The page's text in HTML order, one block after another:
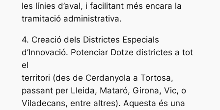
les línies d’aval, i facilitant més encara la
tramitació administrativa.
4. Creació dels Districtes Especials
d’Innovació. Potenciar Dotze districtes a tot
el
territori (des de Cerdanyola a Tortosa,
passant per Lleida, Mataró, Girona, Vic, o
Viladecans, entre altres). Aquesta és una